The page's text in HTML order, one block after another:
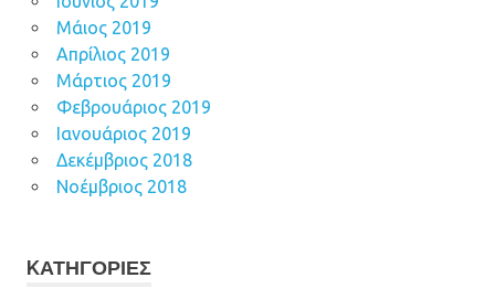
Μάιος 2019
Απρίλιος 2019
Μάρτιος 2019
Φεβρουάριος 2019
Ιανουάριος 2019
Δεκέμβριος 2018
Νοέμβριος 2018
KΑΤΗΓΟΡΊΕΣ